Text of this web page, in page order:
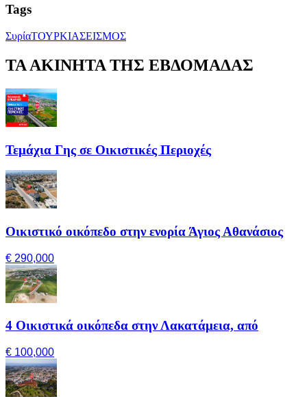
Tags
ΣυρίαΤΟΥΡΚΙΑΣΕΙΣΜΟΣ
ΤΑ ΑΚΙΝΗΤΑ ΤΗΣ ΕΒΔΟΜΑΔΑΣ
Τεμάχια Γης σε Οικιστικές Περιοχές
Οικιστικό οικόπεδο στην ενορία Άγιος Αθανάσιος
€ 290,000
4 Οικιστικά οικόπεδα στην Λακατάμεια, από
€ 100,000